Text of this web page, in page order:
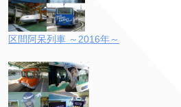
区間阿呆列車 ～2016年～